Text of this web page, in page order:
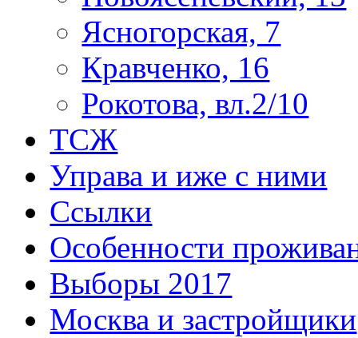
Ясногорская, 7
Кравченко, 16
Рокотова, вл.2/10
ТСЖ
Управа и иже с ними
Ссылки
Особенности
Выборы 2017
Москва и застройщики